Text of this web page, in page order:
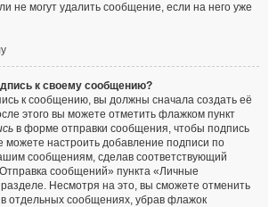
не могут удалить сообщение, если на него уже
к своему сообщению?
к сообщению, вы должны сначала создать её
этого вы можете отметить флажком пункт
в форме отправки сообщения, чтобы подпись
можете настроить добавление подписи по
сообщениям, сделав соответствующий
сообщений» пункта «Личные
Несмотря на это, вы сможете отменить
отдельных сообщениях, убрав флажок